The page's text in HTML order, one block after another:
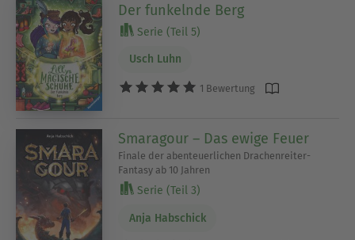
Der funkelnde Berg
Serie (Teil 5)
Usch Luhn
1 Bewertung
Smaragour – Das ewige Feuer
Finale der abenteuerlichen Drachenreiter-
Fantasy ab 10 Jahren
Serie (Teil 3)
Anja Habschick